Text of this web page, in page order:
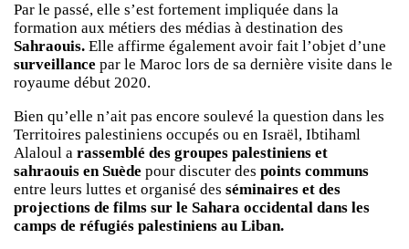
Par le passé, elle s’est fortement impliquée dans la
formation aux métiers des médias à destination des
Sahraouis. Elle affirme également avoir fait l’objet d’une
surveillance par le Maroc lors de sa dernière visite dans le
royaume début 2020.
Bien qu’elle n’ait pas encore soulevé la question dans les
Territoires palestiniens occupés ou en Israël, Ibtihaml
Alaloul a rassemblé des groupes palestiniens et
sahraouis en Suède pour discuter des points communs
entre leurs luttes et organisé des séminaires et des
projections de films sur le Sahara occidental dans les
camps de réfugiés palestiniens au Liban.